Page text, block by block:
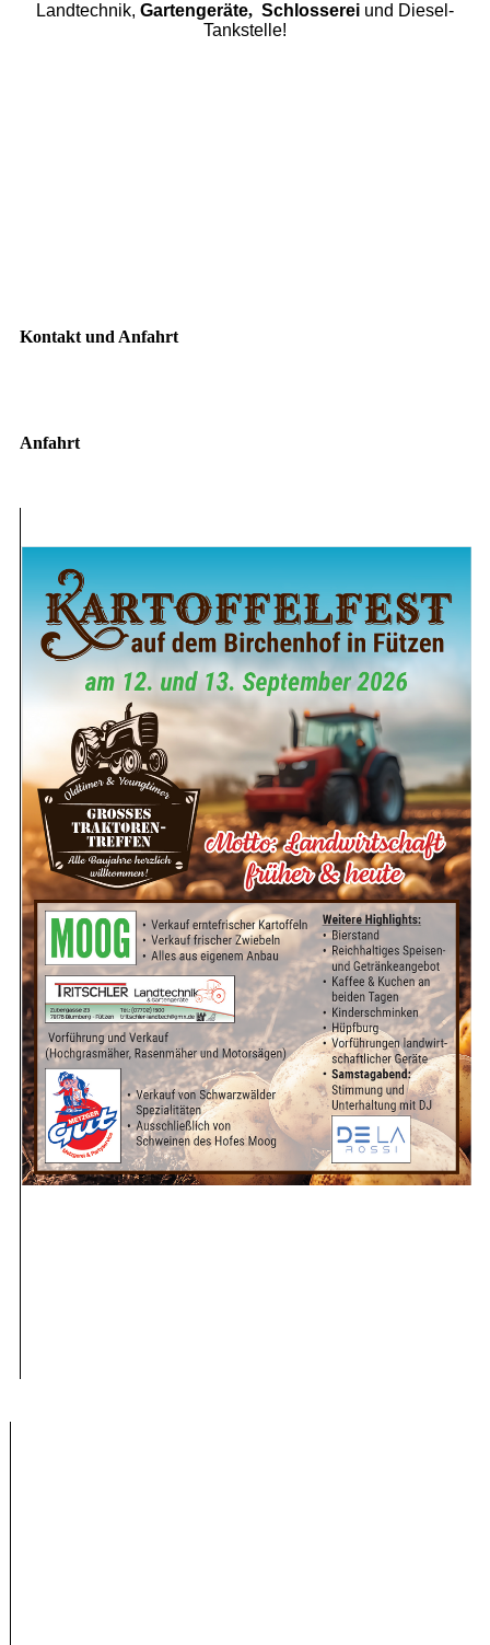
Kontakt und Anfahrt
Anfahrt
Landtechnik, Gartengeräte, Schlosserei und Diesel-
Tankstelle!